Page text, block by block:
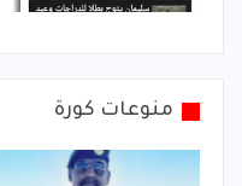
منوعات كورة